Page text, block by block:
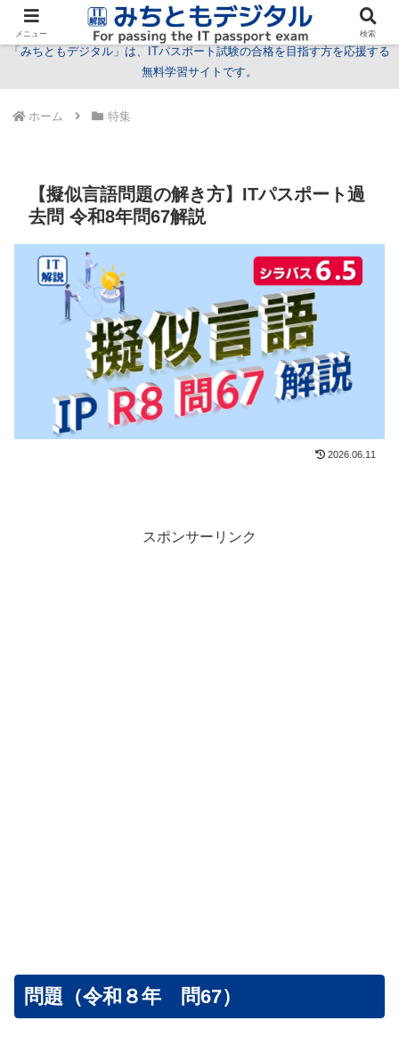
試験情報 学習方法 用語 問題 特集 お問い合わせ
「みちともデジタル」は、ITパスポート試験の合格を目指す方を応援する
無料学習サイトです。
ホーム 特集
【擬似言語問題の解き方】ITパスポート過
去問 令和8年問67解説
2026.06.11
スポンサーリンク
問題（令和８年 問67）
メニュー 検索